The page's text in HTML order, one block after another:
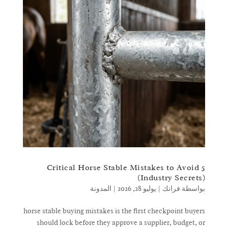
5 Critical Horse Stable Mistakes to Avoid
(Industry Secrets)
بواسطة فرانك | يوليو 28, 2026 | المدونة
horse stable buying mistakes is the first checkpoint buyers
should lock before they approve a supplier, budget, or